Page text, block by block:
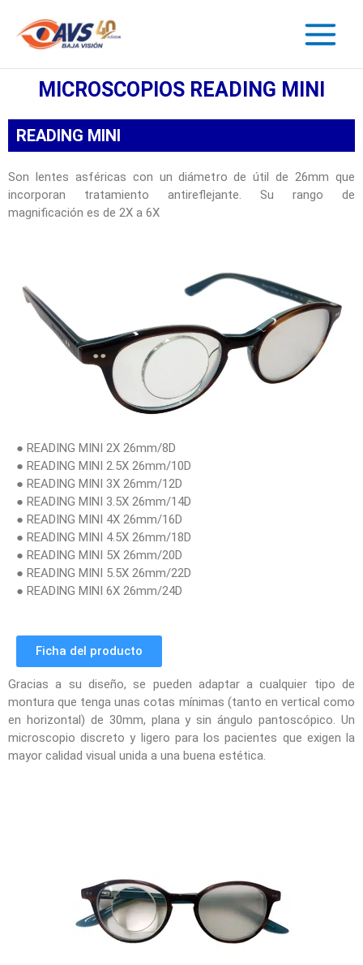
MICROSCOPIOS READING MINI
READING MINI
Son lentes asféricas con un diámetro de útil de 26mm que
incorporan tratamiento antireflejante. Su rango de
magnificación es de 2X a 6X
● READING MINI 2X 26mm/8D
● READING MINI 2.5X 26mm/10D
● READING MINI 3X 26mm/12D
● READING MINI 3.5X 26mm/14D
● READING MINI 4X 26mm/16D
● READING MINI 4.5X 26mm/18D
● READING MINI 5X 26mm/20D
● READING MINI 5.5X 26mm/22D
● READING MINI 6X 26mm/24D
Ficha del producto
Gracias a su diseño, se pueden adaptar a cualquier tipo de
montura que tenga unas cotas mínimas (tanto en vertical como
en horizontal) de 30mm, plana y sin ángulo pantoscópico. Un
microscopio discreto y ligero para los pacientes que exigen la
mayor calidad visual unida a una buena estética.